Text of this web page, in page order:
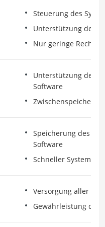
Steuerung des
Unterstützung der
Nur geringe
Unterstützung des
Software
Speicherung des
Software
Schneller
Versorgung aller
Gewährleistung der